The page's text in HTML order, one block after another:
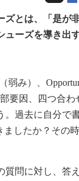
とは、「是が
ューズを導き出
弱み）、
要因、四つ合わ
過去に自分で
したか？その
問に対し、答